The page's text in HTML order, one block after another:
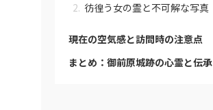
彷徨う女の霊と不可解な写真
現在の空気感と訪問時の注意点
まとめ：御前原城跡の心霊と伝承